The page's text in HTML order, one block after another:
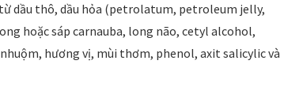
dầu thô, dầu hỏa (petrolatum, petroleum jelly,
hoặc sáp carnauba, long não, cetyl alcohol,
hương vị, mùi thơm, phenol, axit salicylic và